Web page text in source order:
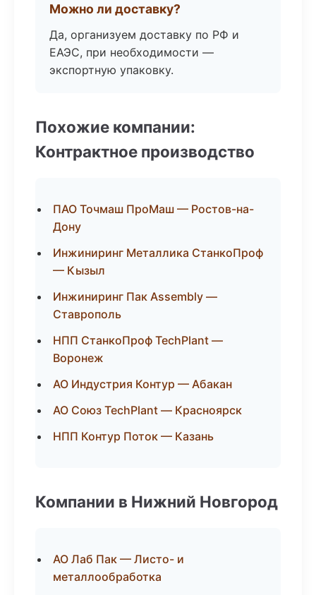
Можно ли доставку?
Да, организуем доставку по РФ и
ЕАЭС, при необходимости —
экспортную упаковку.
Похожие компании:
Контрактное производство
ПАО Точмаш ПроМаш — Ростов-на-
Дону
Инжиниринг Металлика СтанкоПроф
— Кызыл
Инжиниринг Пак Assembly —
Ставрополь
НПП СтанкоПроф TechPlant —
Воронеж
АО Индустрия Контур — Абакан
АО Союз TechPlant — Красноярск
НПП Контур Поток — Казань
Компании в Нижний Новгород
АО Лаб Пак — Листо- и
металлообработка